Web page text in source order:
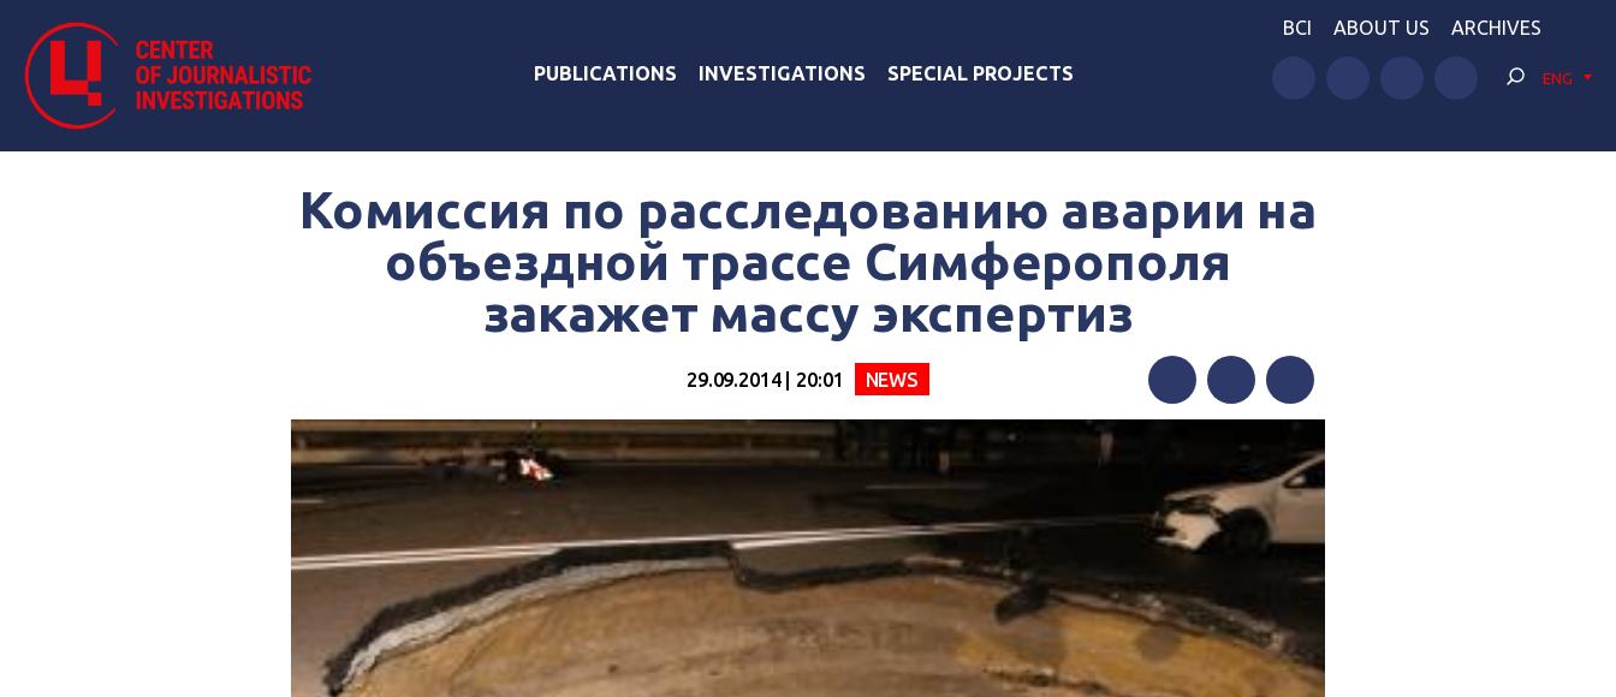
PUBLICATIONS INVESTIGATIONS SPECIAL PROJECTS
BCI ABOUT US ARCHIVES
ENG
Комиссия по расследованию аварии на
объездной трассе Симферополя
закажет массу экспертиз
29.09.2014 | 20:01 NEWS